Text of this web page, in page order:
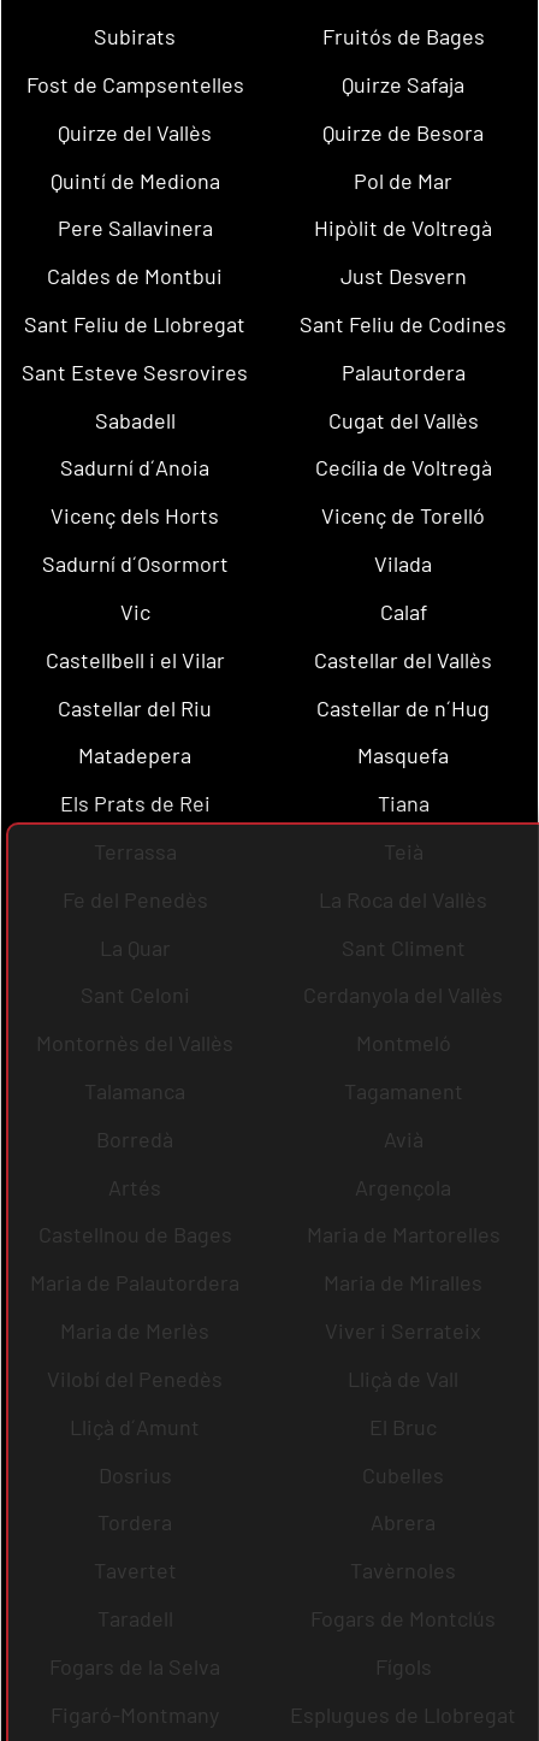
Subirats
Fruitós de Bages
Fost de Campsentelles
Quirze Safaja
Quirze del Vallès
Quirze de Besora
Quintí de Mediona
Pol de Mar
Pere Sallavinera
Hipòlit de Voltregà
Caldes de Montbui
Just Desvern
Sant Feliu de Llobregat
Sant Feliu de Codines
Sant Esteve Sesrovires
Palautordera
Sabadell
Cugat del Vallès
Sadurní d´Anoia
Cecília de Voltregà
Vicenç dels Horts
Vicenç de Torelló
Sadurní d´Osormort
Vilada
Vic
Calaf
Castellbell i el Vilar
Castellar del Vallès
Castellar del Riu
Castellar de n´Hug
Matadepera
Masquefa
Els Prats de Rei
Tiana
Terrassa
Teià
Fe del Penedès
La Roca del Vallès
La Quar
Sant Climent
Sant Celoni
Cerdanyola del Vallès
Montornès del Vallès
Montmeló
Talamanca
Tagamanent
Borredà
Avià
Artés
Argençola
Castellnou de Bages
Maria de Martorelles
Maria de Palautordera
Maria de Miralles
Maria de Merlès
Viver i Serrateix
Vilobí del Penedès
Lliçà de Vall
Lliçà d´Amunt
El Bruc
Dosrius
Cubelles
Tordera
Abrera
Tavertet
Tavèrnoles
Taradell
Fogars de Montclús
Fogars de la Selva
Fígols
Figaró-Montmany
Esplugues de Llobregat